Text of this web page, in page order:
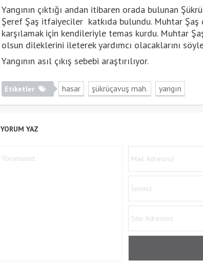
Yangının çıktığı andan itibaren orada bulunan
Şeref Şaş itfaiyeciler katkıda bulundu. Muhtar Şaş
karşılamak için kendileriyle temas kurdu. Muhtar
olsun dileklerini ileterek yardımcı olacaklarını
Yangının asıl çıkış sebebi araştırılıyor.
Etiketler hasar şükrüçavuş mah. yangın
YORUM YAZ